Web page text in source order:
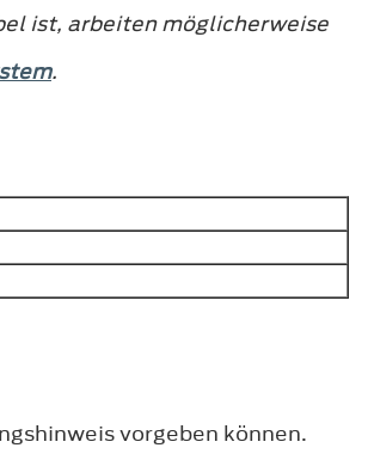
ist, arbeiten möglicherweise
.
vorgeben können.